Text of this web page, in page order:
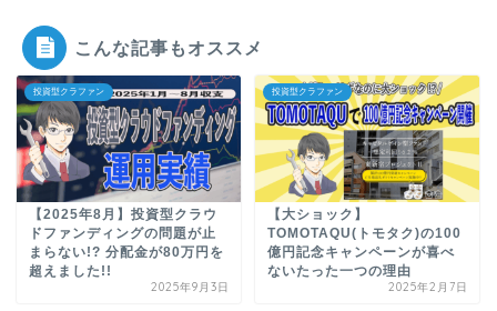
こんな記事もオススメ
投資型クラファン
【2025年8月】投資型クラウ
ドファンディングの問題が止
まらない!? 分配金が80万円を
超えました!!
2025年9月3日
投資型クラファン
【大ショック】
TOMOTAQU(トモタク)の100
億円記念キャンペーンが喜べ
ないたった一つの理由
2025年2月7日